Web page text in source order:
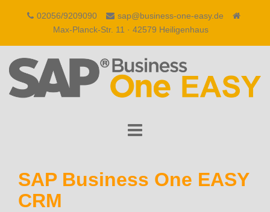
02056/9209090
sap@business-one-easy.de
Max-Planck-Str. 11 · 42579 Heiligenhaus
SAP Business One EASY
CRM